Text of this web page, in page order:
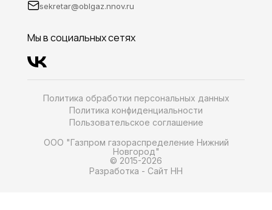
sekretar@oblgaz.nnov.ru
Мы в социальных сетях
Политика обработки персональных данных
Политика конфиденциальности
Пользовательское соглашение
ООО "Газпром газораспределение Нижний
Новгород"
© 2015-2026
Разработка - Сайт HH